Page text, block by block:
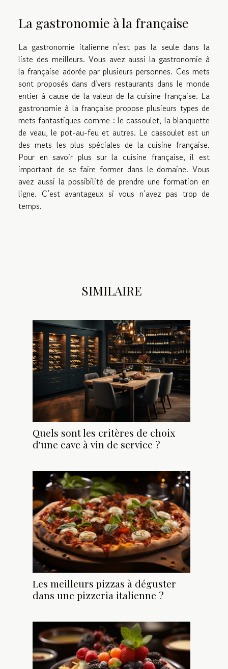
La gastronomie à la française
La gastronomie italienne n’est pas la seule dans la
liste des meilleurs. Vous avez aussi la gastronomie à
la française adorée par plusieurs personnes. Ces mets
sont proposés dans divers restaurants dans le monde
entier à cause de la valeur de la cuisine française. La
gastronomie à la française propose plusieurs types de
mets fantastiques comme : le cassoulet, la blanquette
de veau, le pot-au-feu et autres. Le cassoulet est un
des mets les plus spéciales de la cuisine française.
Pour en savoir plus sur la cuisine française, il est
important de se faire former dans le domaine. Vous
avez aussi la possibilité de prendre une formation en
ligne. C’est avantageux si vous n’avez pas trop de
temps.
SIMILAIRE
Quels sont les critères de choix
d'une cave à vin de service ?
Les meilleurs pizzas à déguster
dans une pizzeria italienne ?